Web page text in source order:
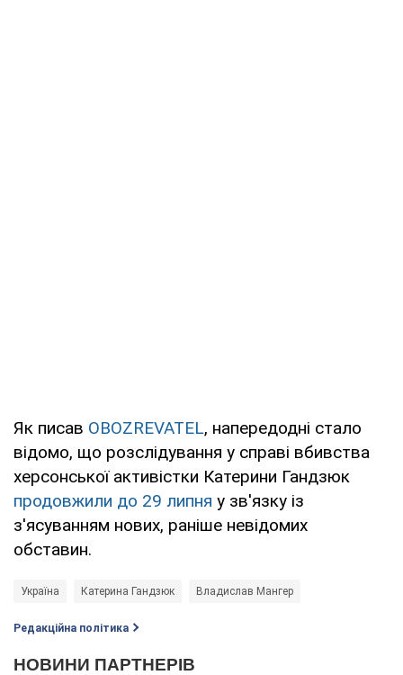
Як писав OBOZREVATEL, напередодні стало
відомо, що розслідування у справі вбивства
херсонської активістки Катерини Гандзюк
продовжили до 29 липня у зв'язку із
з'ясуванням нових, раніше невідомих
обставин.
Україна Катерина Гандзюк Владислав Мангер
Редакційна політика